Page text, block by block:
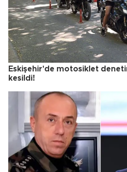
Eskişehir'de motosiklet
kesildi!